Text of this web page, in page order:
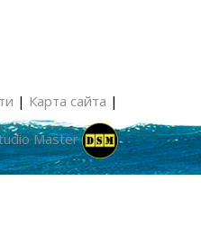
| Карта сайта |
Master